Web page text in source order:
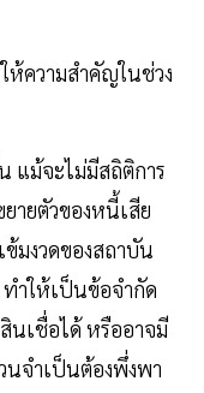
ห้ความสำคัญในช่วง
แม้จะไม่มีสถิติการ
ายตัวของหนี้เสีย
ข้มงวดของสถาบัน
ำให้เป็นข้อจำกัด
นเชื่อได้ หรืออาจมี
นจำเป็นต้องพึ่งพา